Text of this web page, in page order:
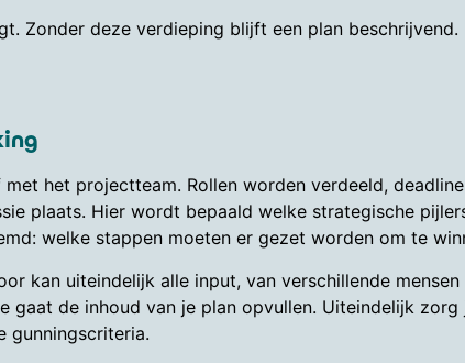
Zonder deze verdieping blijft een plan
het projectteam. Rollen worden verdeeld,
plaats. Hier wordt bepaald welke strategische
welke stappen moeten er gezet worden om te
kan uiteindelijk alle input, van verschillende
gaat de inhoud van je plan opvullen. Uiteindelijk
gunningscriteria.